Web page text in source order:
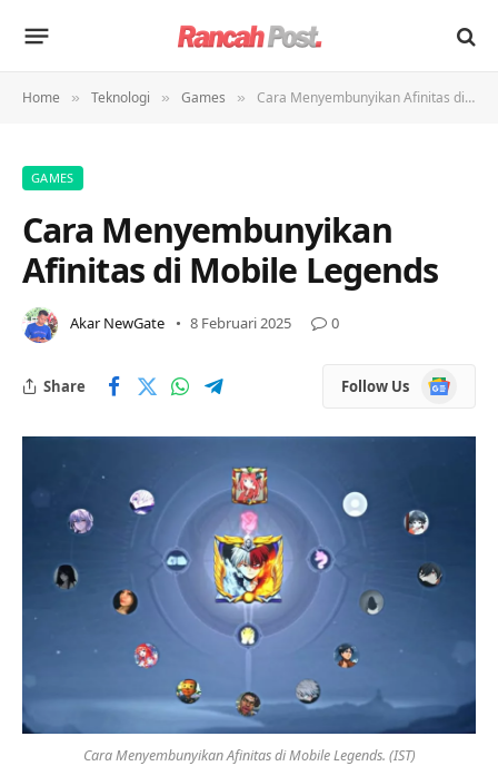
Home » Teknologi » Games » Cara Menyembunyikan Afinitas di Mobile Legends
GAMES
Cara Menyembunyikan
Afinitas di Mobile Legends
Akar NewGate 8 Februari 2025 0
Share Follow Us
Google
News
Cara Menyembunyikan Afinitas di Mobile Legends. (IST)